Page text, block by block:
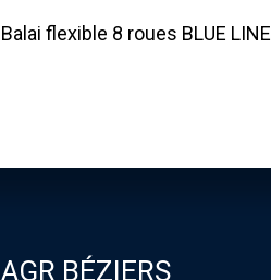
Lire La Suite
Balai flexible 8 roues BLUE LINE
AGR BÉZIERS